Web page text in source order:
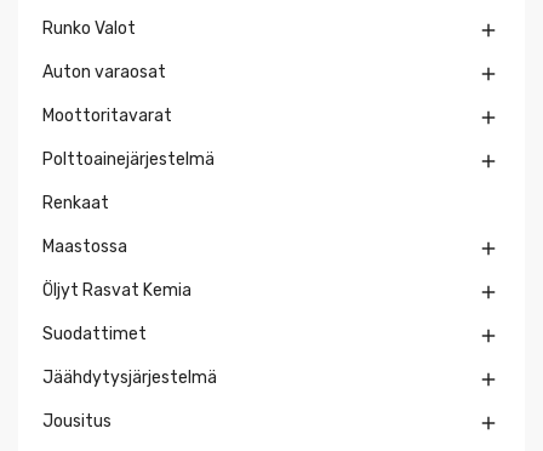
Runko Valot 
Auton varaosat 
Moottoritavarat 
Polttoainejärjestelmä 
Renkaat
Maastossa 
Öljyt Rasvat Kemia 
Suodattimet 
Jäähdytysjärjestelmä 
Jousitus 